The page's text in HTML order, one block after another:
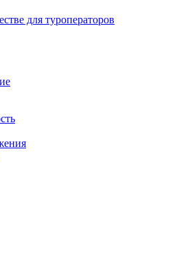
для туроператоров